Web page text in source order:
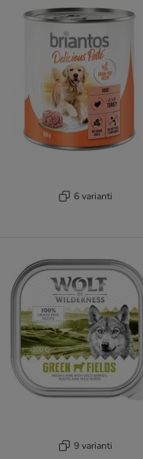
6 varianti
9 varianti